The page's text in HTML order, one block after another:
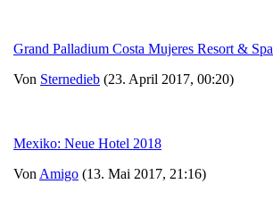
Grand Palladium Costa Mujeres Resort & Spa
Von Sternedieb (23. April 2017, 00:20)
Mexiko: Neue Hotel 2018
Von Amigo (13. Mai 2017, 21:16)